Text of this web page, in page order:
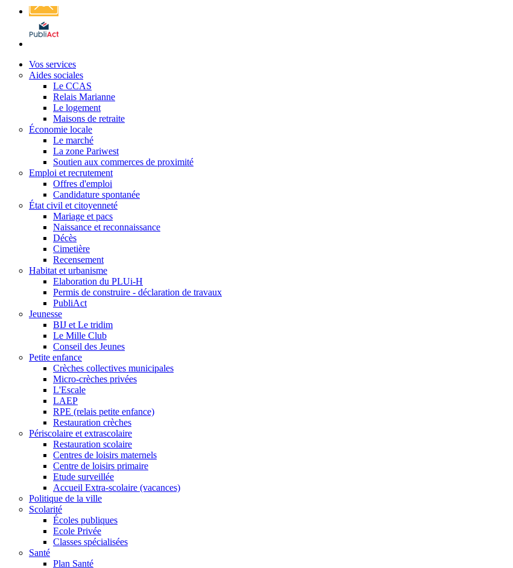
Affichage
légal
Vos services
Aides sociales
Le CCAS
Relais Marianne
Le logement
Maisons de retraite
Économie locale
Le marché
La zone Pariwest
Soutien aux commerces de proximité
Emploi et recrutement
Offres d'emploi
Candidature spontanée
État civil et citoyenneté
Mariage et pacs
Naissance et reconnaissance
Décès
Cimetière
Recensement
Habitat et urbanisme
Elaboration du PLUi-H
Permis de construire - déclaration de travaux
PubliAct
Jeunesse
BIJ et Le tridim
Le Mille Club
Conseil des Jeunes
Petite enfance
Crèches collectives municipales
Micro-crèches privées
L'Escale
LAEP
RPE (relais petite enfance)
Restauration crèches
Périscolaire et extrascolaire
Restauration scolaire
Centres de loisirs maternels
Centre de loisirs primaire
Etude surveillée
Accueil Extra-scolaire (vacances)
Politique de la ville
Scolarité
Écoles publiques
Ecole Privée
Classes spécialisées
Santé
Plan Santé